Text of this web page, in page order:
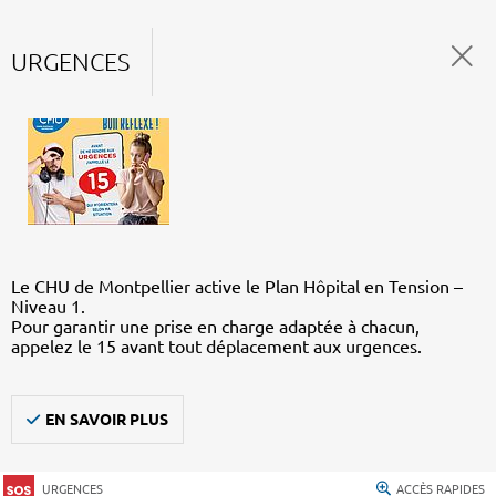
URGENCES
Le CHU de Montpellier active le Plan Hôpital en Tension –
Niveau 1.
Pour garantir une prise en charge adaptée à chacun,
appelez le 15 avant tout déplacement aux urgences.
EN SAVOIR PLUS
URGENCES ACCÈS RAPIDES